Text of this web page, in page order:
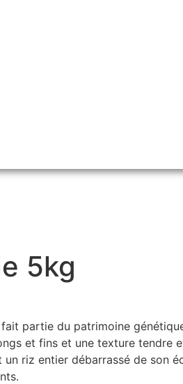
5kg
partie du patrimoine
et fins et une texture tendre
riz entier débarrassé de son